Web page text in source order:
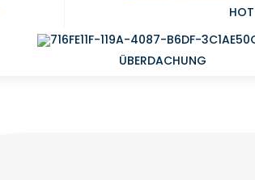
ÜBERDACHUNG